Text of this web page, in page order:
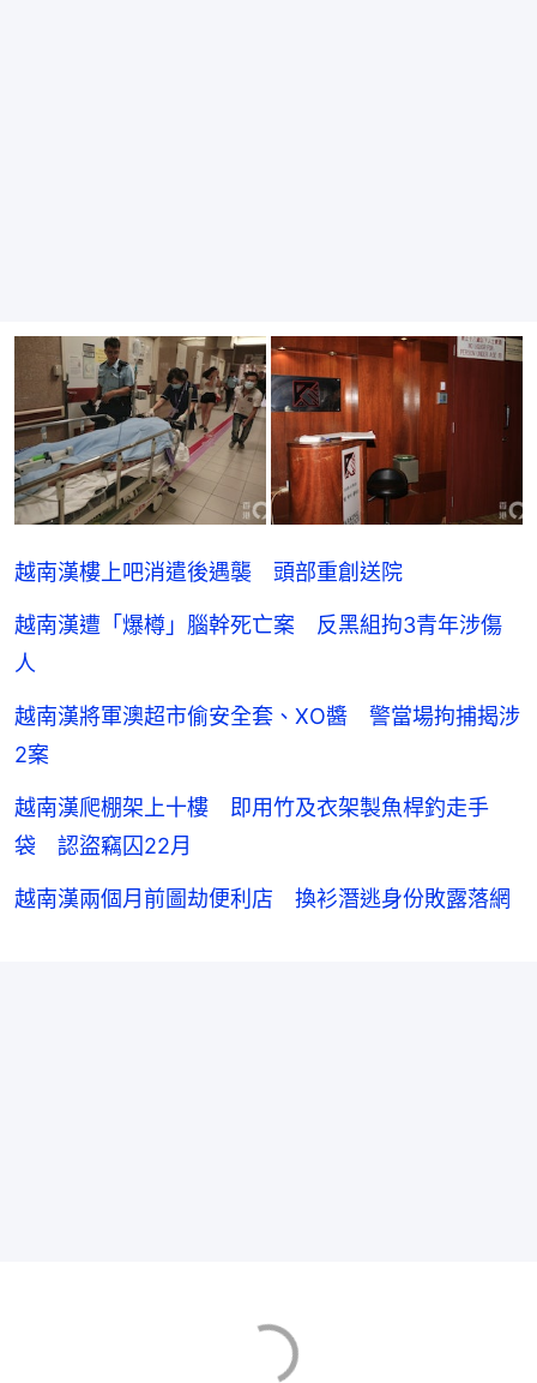
越南漢樓上吧消遣後遇襲 頭部重創送院
越南漢遭「爆樽」腦幹死亡案 反黑組拘3青年涉傷
人
越南漢將軍澳超市偷安全套、XO醬 警當場拘捕揭涉
2案
越南漢爬棚架上十樓 即用竹及衣架製魚桿釣走手
袋 認盜竊囚22月
越南漢兩個月前圖劫便利店 換衫潛逃身份敗露落網